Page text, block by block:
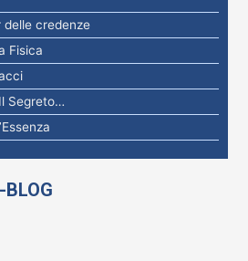
delle credenze
Fisica
Segreto…
BLOG